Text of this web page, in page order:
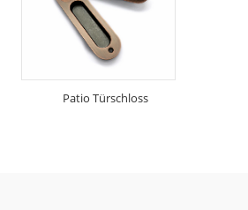
Patio Türschloss